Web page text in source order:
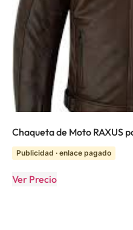
Chaqueta de Moto RAXUS
Publicidad · enlace pagado
Ver Precio